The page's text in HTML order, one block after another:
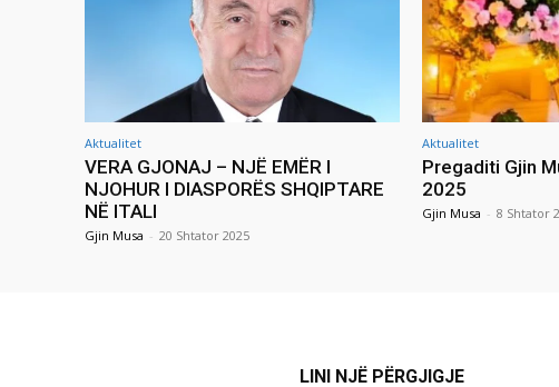
Aktualitet
VERA GJONAJ – NJË EMËR I
NJOHUR I DIASPORËS SHQIPTARE
NË ITALI
Gjin Musa - 20 Shtator 2025
Aktualitet
Pregaditi Gjin
2025
Gjin Musa - 8 Shtator
LINI NJË PËRGJIGJE